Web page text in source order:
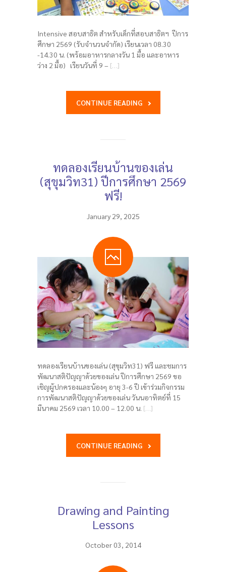
Intensive สอบสาธิต สำหรับเด็กที่สอบสาธิตฯ ปีการ
ศึกษา 2569 (รับจำนวนจำกัด) เรียนเวลา 08.30
-14.30 น. (พร้อมอาหารกลางวัน 1 มื้อ และอาหาร
ว่าง 2 มื้อ) เรียนวันที่ 9 – […]
CONTINUE READING
ทดลองเรียนบ้านของเล่น
(สุขุมวิท31) ปีการศึกษา 2569
ฟรี!
January 29, 2025
ทดลองเรียนบ้านของเล่น (สุขุมวิท31) ฟรี และชมการ
พัฒนาสติปัญญาด้วยของเล่น ปีการศึกษา 2569 ขอ
เชิญผู้ปกครองและน้องๆ อายุ 3-6 ปี เข้าร่วมกิจกรรม
การพัฒนาสติปัญญาด้วยของเล่น วันนอาทิตย์ที่ 15
มีนาคม 2569 เวลา 10.00 – 12.00 น. […]
CONTINUE READING
Drawing and Painting
Lessons
October 03, 2014